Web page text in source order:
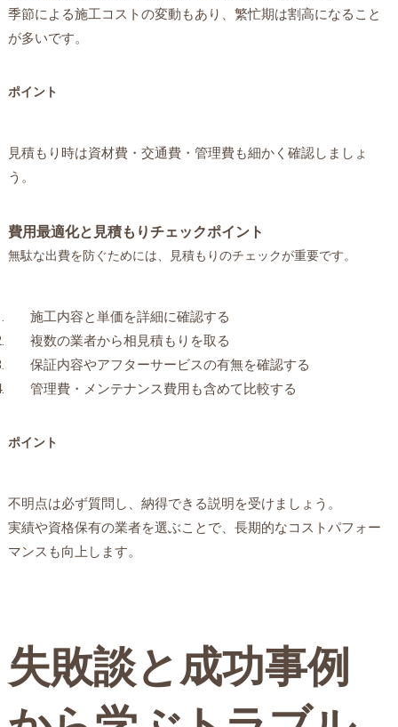
季節による施工コストの変動もあり、繁忙期は割高になること
が多いです。
ポイント
見積もり時は資材費・交通費・管理費も細かく確認しましょ
う。
費用最適化と見積もりチェックポイント
無駄な出費を防ぐためには、見積もりのチェックが重要です。
施工内容と単価を詳細に確認する
複数の業者から相見積もりを取る
保証内容やアフターサービスの有無を確認する
管理費・メンテナンス費用も含めて比較する
ポイント
不明点は必ず質問し、納得できる説明を受けましょう。
実績や資格保有の業者を選ぶことで、長期的なコストパフォー
マンスも向上します。
失敗談と成功事例